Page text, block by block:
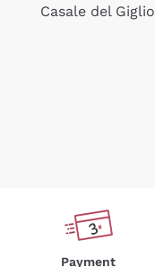
Casale del Giglio
Payment